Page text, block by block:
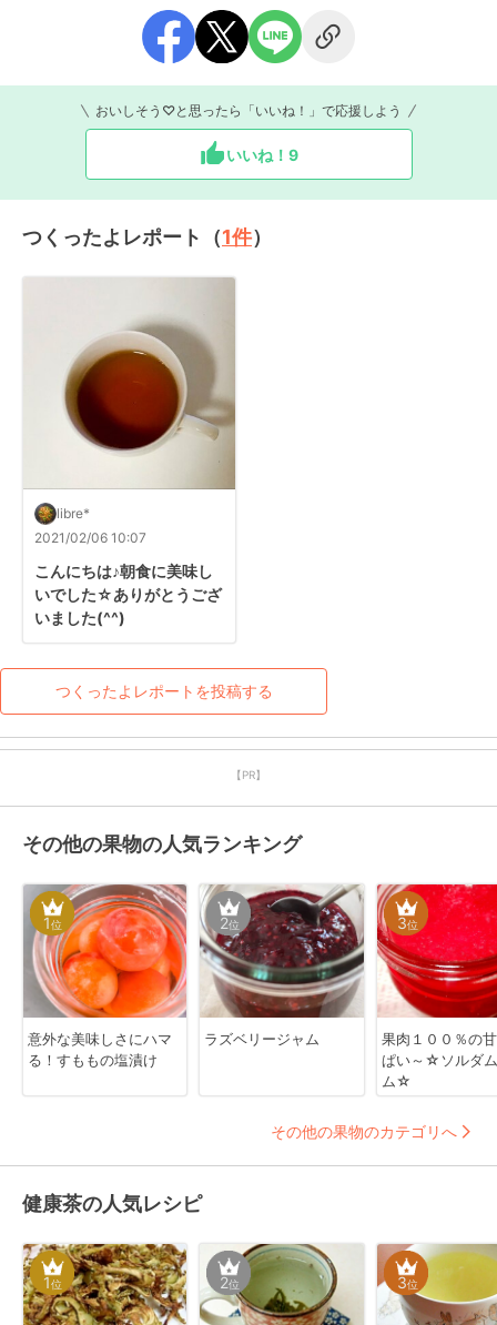
おいしそう♡と思ったら「いいね！」で応援しよう
いいね！ 9
つくったよレポート（1件）
libre*
2021/02/06 10:07
こんにちは♪朝食に美味し
いでした☆ありがとうござ
いました(^^)
つくったよレポートを投稿する
【PR】
その他の果物の人気ランキング
1位
意外な美味しさにハマ
る！すももの塩漬け
2位
ラズベリージャム
3位
果肉１００％の
ぱい～☆ソルダ
ム☆
その他の果物のカテゴリへ
健康茶の人気レシピ
1位 2位 3位